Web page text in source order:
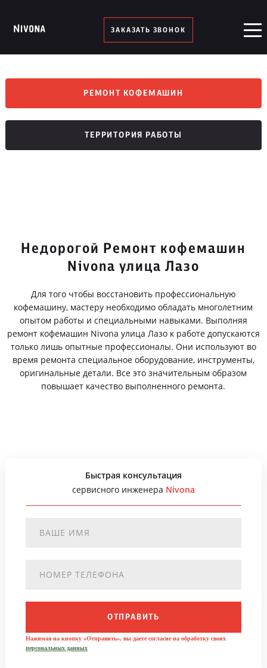
ЗАКАЗАТЬ ЗВОНОК
РЕМОНТ КОФЕМАШИН
ТЕРРИТОРИЯ РАБОТЫ
Недорогой Ремонт кофемашин
Nivona улица Лазо
Для того чтобы восстановить профессиональную
кофемашину, мастеру необходимо обладать многолетним
опытом работы и специальными навыками. Выполняя
ремонт кофемашин Nivona улица Лазо к работе допускаются
только лишь опытные профессионалы. Они используют во
время ремонта специальное оборудование, инструменты,
оригинальные детали. Все это значительным образом
повышает качество выполненного ремонта.
Быстрая консультация
сервисного инженера Nivona
ОТПРАВИТЬ
Нажимая на кнопку «Отправить», вы даете согласие на обработку своих
персональных данных